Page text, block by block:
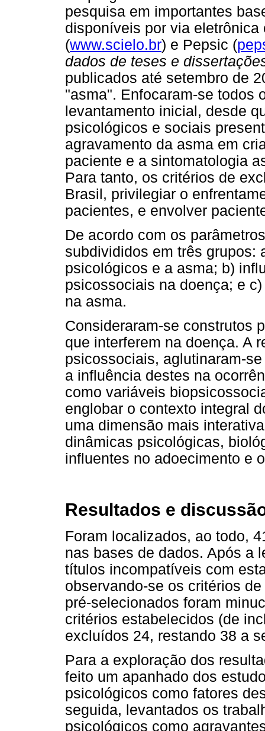
pesquisa em importantes
disponíveis por via
(www.scielo.br) e Pepsic (
dados de teses e
publicados até setembro de
"asma". Enfocaram-se todos
levantamento inicial, desde
psicológicos e sociais
agravamento da asma em
paciente e a sintomatologia
Para tanto, os critérios de
Brasil, privilegiar o
pacientes, e envolver
De acordo com os
subdivididos em três grupos:
psicológicos e a asma; b)
psicossociais na doença; e
na asma.
Consideraram-se construtos
que interferem na doença. A
psicossociais, aglutinaram-
a influência destes na
como variáveis
englobar o contexto integral
uma dimensão mais
dinâmicas psicológicas,
influentes no adoecimento e
Resultados e
Foram localizados, ao todo,
nas bases de dados. Após a
títulos incompatíveis com
observando-se os critérios
pré-selecionados foram
critérios estabelecidos (de
excluídos 24, restando 38 a
Para a exploração dos
feito um apanhado dos
psicológicos como fatores
seguida, levantados os
psicológicos como